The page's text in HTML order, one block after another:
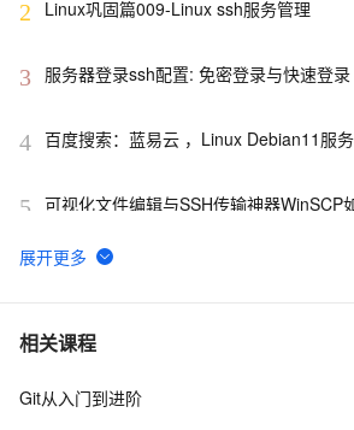
2 Linux巩固篇009-Linux ssh服务管理
3 服务器登录ssh配置: 免密登录与快速登录
4 百度搜索：蓝易云 ，Linux Debian11服
5 可视化文件编辑与SSH传输神器WinSCP
6 [vscode] --- vscode remote ssh远程登陆
7 SSH远程直连--------------Docker容器
8 Shell批量SSH免交互登录认证
相关课程
Git从入门到进阶